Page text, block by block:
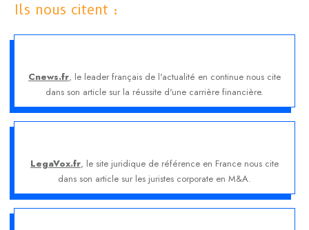
Ils nous citent :
Cnews.fr, le leader français de l'actualité en continue nous cite
dans son article sur la réussite d'une carrière financière.
LegaVox.fr, le site juridique de référence en France nous cite
dans son article sur les juristes corporate en M&A.